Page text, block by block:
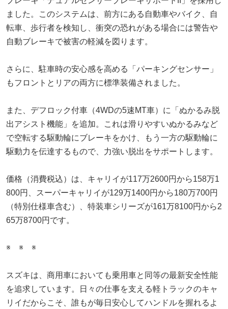
ました。このシステムは、前方にある自動車やバイク、自
転車、歩行者を検知し、衝突の恐れがある場合には警告や
自動ブレーキで被害の軽減を図ります。
さらに、駐車時の安心感を高める「パーキングセンサー」
もフロントとリアの両方に標準装備されました。
また、デフロック付車（4WDの5速MT車）に「ぬかるみ脱
出アシスト機能」を追加。これは滑りやすいぬかるみなど
で空転する駆動輪にブレーキをかけ、もう一方の駆動輪に
駆動力を伝達するもので、力強い脱出をサポートします。
価格（消費税込）は、キャリイが117万2600円から158万1
800円、スーパーキャリイが129万1400円から180万700円
（特別仕様車含む）、特装車シリーズが161万8100円から2
65万8700円です。
※ ※ ※
スズキは、商用車においても乗用車と同等の最新安全性能
を追求しています。日々の仕事を支える軽トラックのキャ
リイだからこそ、誰もが毎日安心してハンドルを握れるよ